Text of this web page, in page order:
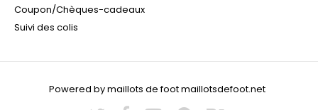
Coupon/Chèques-cadeaux
Suivi des colis
Powered by maillots de foot maillotsdefoot.net